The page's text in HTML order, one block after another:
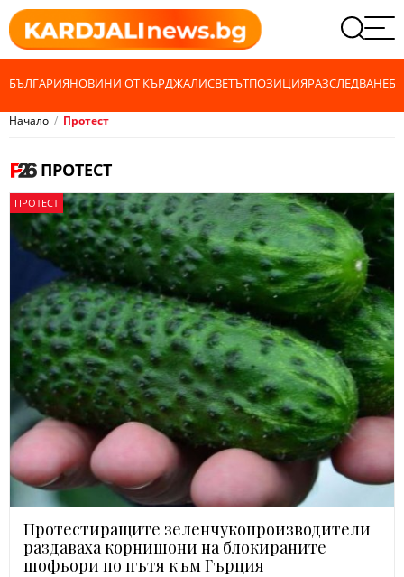
БЪЛГАРИЯНОВИНИ ОТ КЪРДЖАЛИСВЕТЪТПОЗИЦИЯРАЗСЛЕДВАНЕ
Начало Протест
ПРОТЕСТ
ПРОТЕСТ
Протестиращите зеленчукопроизводители
раздаваха корнишони на блокираните
шофьори по пътя към Гърция